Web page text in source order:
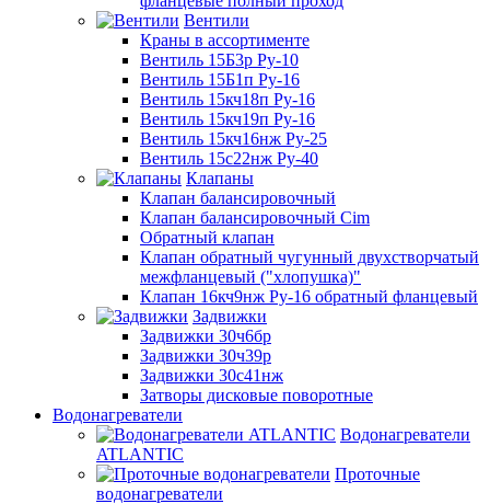
Вентили
Краны в ассортименте
Вентиль 15Б3р Ру-10
Вентиль 15Б1п Ру-16
Вентиль 15кч18п Ру-16
Вентиль 15кч19п Ру-16
Вентиль 15кч16нж Ру-25
Вентиль 15с22нж Ру-40
Клапаны
Клапан балансировочный
Клапан балансировочный Cim
Обратный клапан
Клапан обратный чугунный двухстворчатый
межфланцевый ("хлопушка)"
Клапан 16кч9нж Ру-16 обратный фланцевый
Задвижки
Задвижки 30ч6бр
Задвижки 30ч39р
Задвижки 30с41нж
Затворы дисковые поворотные
Водонагреватели
Водонагреватели
ATLANTIC
Проточные
водонагреватели